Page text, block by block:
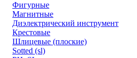
Фигурные
Магнитные
Диэлектрический инструмент
Крестовые
Шлицевые (плоские)
Sotted (sl)